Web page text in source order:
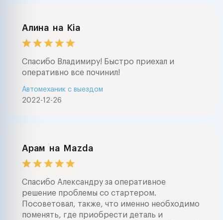
Алина на Kia
Спасибо Владимиру! Быстро приехал и
оперативно все починил!
2022-12-26
Автомеханик с выездом
Арам на Mazda
Спасибо Александру за оперативное
решение проблемы со стартером.
Посоветовал, также, что именно необходимо
поменять, где приобрести деталь и